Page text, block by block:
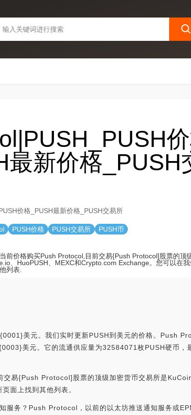
最新价格_PUSH
价格_PUSH最新价格_PUSH交易所
PUSH价格 PUSH交易所
PUSH币
前价格购买Push Protocol,目前交易{Push Protocol]股票的顶
、HuoPUSH、MEXC和Crypto.com Exchange。您可以在
列表.
美元。我们实时更新PUSH到美元的价格。Push
美元。它的流通供应量为32584071枚PUSH硬币，
易{Push Protocol]股票的顶级加密货币交易所是
面上找到其他列表。
务？Push Protocol，以前的以太坊推送通知服务或